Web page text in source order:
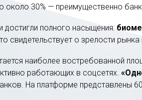
около 30% — преимущественно
достигли полного насыщения:
свидетельствует о зрелости
наиболее востребованной
работающих в соцсетях.
На платформе представлены